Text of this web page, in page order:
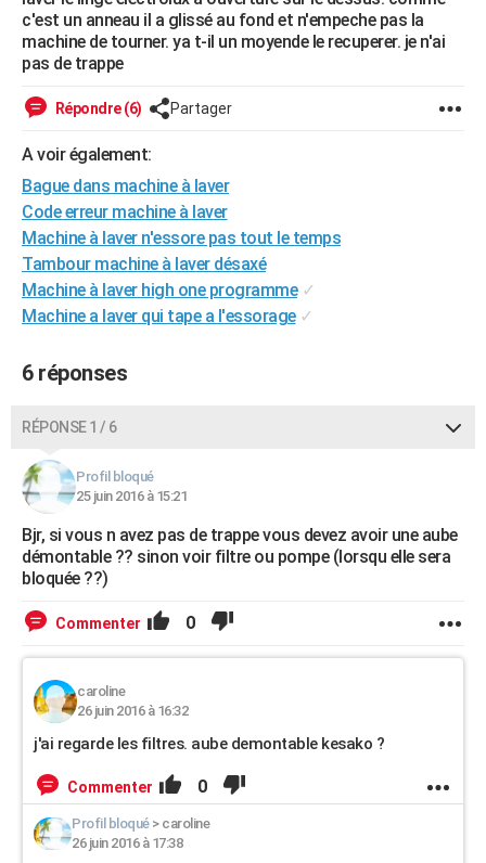
LIFESTYLE
Art de vivre
Bien-être
Loisirs
Mode
Modes de vie
SANTE
VOYAGE
GUIDES D'ACHAT
BONS PLANS
CARTE DE VOEUX
Carte de Noël
Carte Bonne année
Carte Saint-Valentin
Carte Pâques
Carte d'anniversaire
DICTIONNAIRE
Service militaire
Avis de recherche
FORUM
Bricolage
Lifestyle
Culture
Sport
Auto
Television
Voyage
Cinema
c'est un anneau il a glissé au fond et n'empeche pas la
machine de tourner. ya t-il un moyende le recuperer. je n'ai
pas de trappe
Répondre (6) Partager
A voir également:
Bague dans machine à laver
Code erreur machine à laver
Machine à laver n'essore pas tout le temps
Tambour machine à laver désaxé
Machine à laver high one programme ✓
Machine a laver qui tape a l'essorage ✓
6 réponses
RÉPONSE 1 / 6
Profil bloqué
25 juin 2016 à 15:21
Bjr, si vous n avez pas de trappe vous devez avoir une aube
démontable ?? sinon voir filtre ou pompe (lorsqu elle sera
bloquée ??)
Commenter 0
caroline
26 juin 2016 à 16:32
j'ai regarde les filtres. aube demontable kesako ?
Commenter 0
Profil bloqué> caroline
26 juin 2016 à 17:38